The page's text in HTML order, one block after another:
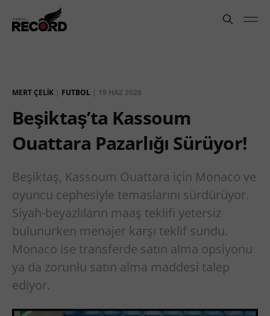
MERT ÇELIK | FUTBOL | 19 HAZ 2026
Beşiktaş’ta Kassoum
Ouattara Pazarlığı Sürüyor!
Beşiktaş, Kassoum Ouattara için Monaco ve
oyuncu cephesiyle temaslarını sürdürüyor.
Siyah-beyazlıların maaş teklifi yetersiz
bulunurken menajer karşı teklif sundu.
Monaco ise transferde satın alma opsiyonu
ya da zorunlu satın alma maddesi talep
ediyor.